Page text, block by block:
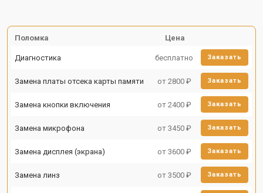
Поломка Цена
Диагностика бесплатно Заказать
Замена платы отсека карты памяти от 2800 ₽ Заказать
Замена кнопки включения от 2400 ₽ Заказать
Замена микрофона от 3450 ₽ Заказать
Замена дисплея (экрана) от 3600 ₽ Заказать
Замена линз от 3500 ₽ Заказать